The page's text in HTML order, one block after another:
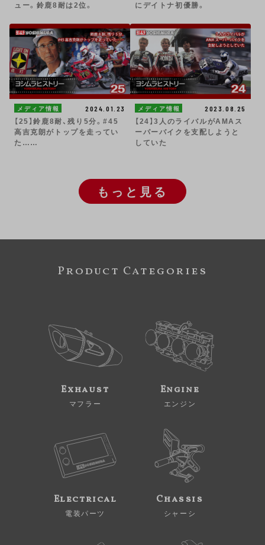
ュー。鈴鹿8耐は2位。
にデイトナ初優勝。
メディア情報
2024.01.23
【25】鈴鹿8耐、残り5分。#45
高吉克朗がトップを走ってい
た……
メディア情報
2023.08.25
【24】3人のライバルがAMAス
ーパーバイクを支配しようと
していた
もっと見る
Product Categories
Exhaust
マフラー
Engine
エンジン
Electrical
電装パーツ
Chassis
シャーシ